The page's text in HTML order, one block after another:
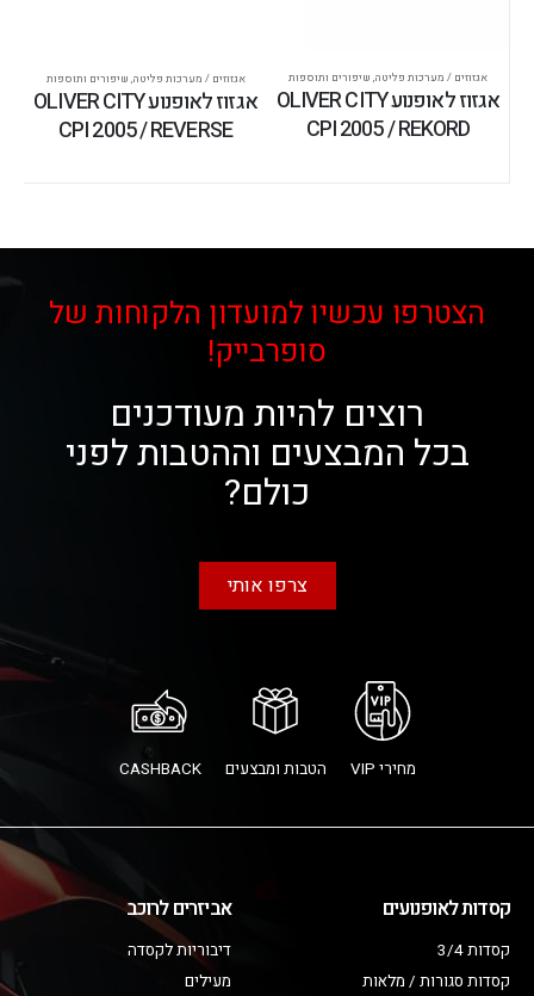
אגזוזים / מערכות פליטה, שיפורים ותוספות
אגזוז לאופנוע OLIVER CITY
CPI 2005 / REKORD
אגזוזים / מערכות פליטה, שיפורים ותוספות
אגזוז לאופנוע OLIVER CITY
CPI 2005 / REVERSE
הצטרפו עכשיו למועדון הלקוחות של
סופרבייק!
רוצים להיות מעודכנים
בכל המבצעים וההטבות לפני
כולם?
צרפו אותי
מחירי VIP הטבות ומבצעים CASHBACK
קסדות לאופנועים
קסדות 3/4
קסדות סגורות / מלאות
אביזרים לרוכב
דיבוריות לקסדה
מעילים